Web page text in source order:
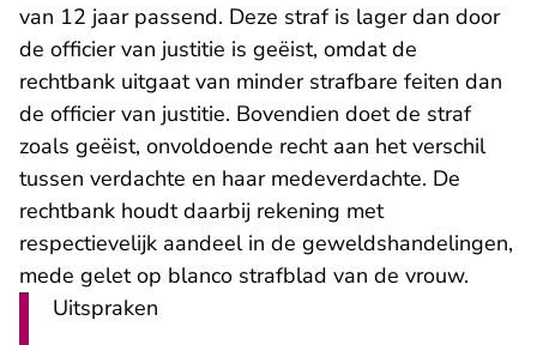
van 12 jaar passend. Deze straf is lager dan door
de officier van justitie is geëist, omdat de
rechtbank uitgaat van minder strafbare feiten dan
de officier van justitie. Bovendien doet de straf
zoals geëist, onvoldoende recht aan het verschil
tussen verdachte en haar medeverdachte. De
rechtbank houdt daarbij rekening met
respectievelijk aandeel in de geweldshandelingen,
mede gelet op blanco strafblad van de vrouw.
Uitspraken